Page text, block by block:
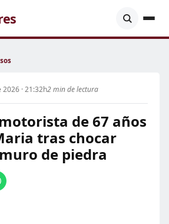
· 21:32h2 min de lectura
de 67 años
tras chocar
de piedra